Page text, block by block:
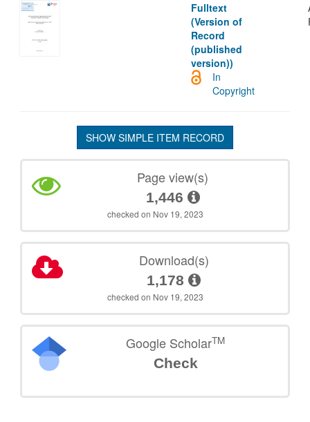
Fulltext
(Version of
Record
(published
version))
In
Copyright
SHOW SIMPLE ITEM RECORD
Page view(s)
1,446
checked on Nov 19, 2023
Download(s)
1,178
checked on Nov 19, 2023
Google ScholarTM
Check